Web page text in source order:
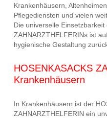
Krankenhäusern,
Pflegediensten und vielen
Die universelle Einsetzbarkeit
ZAHNARZTHELFERINs ist
hygienische Gestaltung
HOSENKASACKS
Krankenhäusern
In Krankenhäusern ist der
ZAHNARZTHELFERIN ein